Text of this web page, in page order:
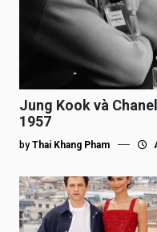
Jung Kook và
1957
by Thai Khang Pham